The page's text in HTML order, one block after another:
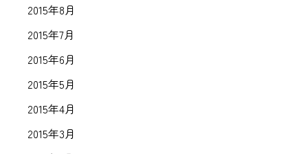
2015年8月
2015年7月
2015年6月
2015年5月
2015年4月
2015年3月